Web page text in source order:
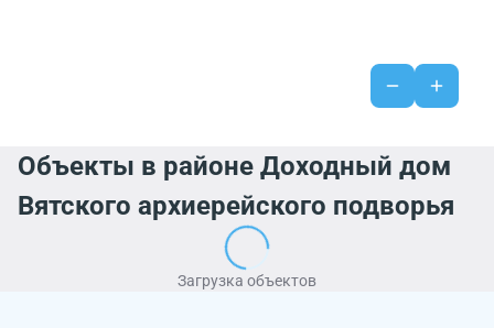
Объекты в районе Доходный дом
Вятского архиерейского подворья
Загрузка объектов